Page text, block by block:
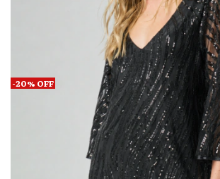
-20% OFF